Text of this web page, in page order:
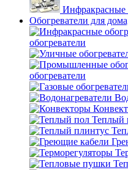
Инфракрасные
Обогреватели для
обогреватели
обогреватели
Теплый